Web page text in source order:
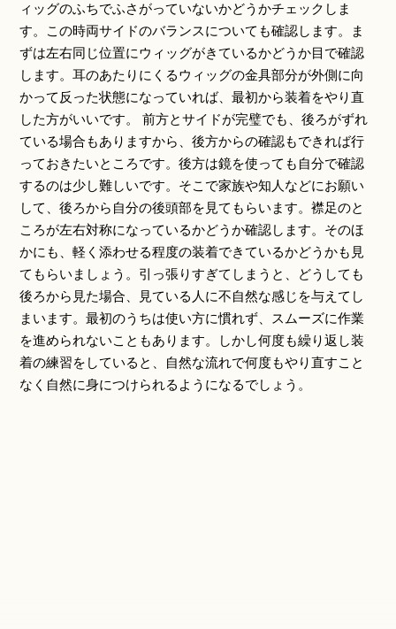
ィッグのふちでふさがっていないかどうかチェックしま
す。この時両サイドのバランスについても確認します。ま
ずは左右同じ位置にウィッグがきているかどうか目で確認
します。耳のあたりにくるウィッグの金具部分が外側に向
かって反った状態になっていれば、最初から装着をやり直
した方がいいです。 前方とサイドが完璧でも、後ろがずれ
ている場合もありますから、後方からの確認もできれば行
っておきたいところです。後方は鏡を使っても自分で確認
するのは少し難しいです。そこで家族や知人などにお願い
して、後ろから自分の後頭部を見てもらいます。襟足のと
ころが左右対称になっているかどうか確認します。そのほ
かにも、軽く添わせる程度の装着できているかどうかも見
てもらいましょう。引っ張りすぎてしまうと、どうしても
後ろから見た場合、見ている人に不自然な感じを与えてし
まいます。最初のうちは使い方に慣れず、スムーズに作業
を進められないこともあります。しかし何度も繰り返し装
着の練習をしていると、自然な流れで何度もやり直すこと
なく自然に身につけられるようになるでしょう。